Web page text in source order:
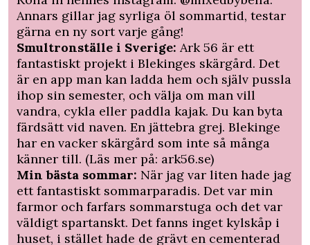
Annars gillar jag syrliga öl sommartid, testar
gärna en ny sort varje gång!
Smultronställe i Sverige: Ark 56 är ett
fantastiskt projekt i Blekinges skärgård. Det
är en app man kan ladda hem och själv pussla
ihop sin semester, och välja om man vill
vandra, cykla eller paddla kajak. Du kan byta
färdsätt vid naven. En jättebra grej. Blekinge
har en vacker skärgård som inte så många
känner till. (Läs mer på: ark56.se)
Min bästa sommar: När jag var liten hade jag
ett fantastiskt sommarparadis. Det var min
farmor och farfars sommarstuga och det var
väldigt spartanskt. Det fanns inget kylskåp i
huset, i stället hade de grävt en cementerad